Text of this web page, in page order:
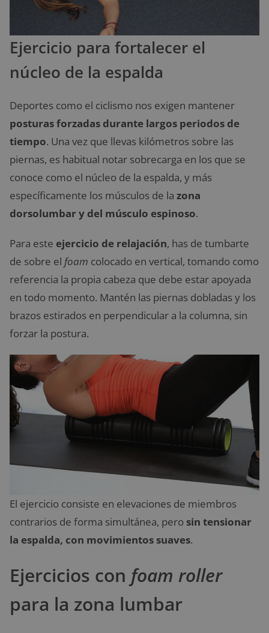
Ejercicio para fortalecer el
núcleo de la espalda
Deportes como el ciclismo nos exigen mantener
posturas forzadas durante largos periodos de
tiempo. Una vez que llevas kilómetros sobre las
piernas, es habitual notar sobrecarga en los que se
conoce como el núcleo de la espalda, y más
específicamente los músculos de la zona
dorsolumbar y del músculo espinoso.
Para este ejercicio de relajación, has de tumbarte
de sobre el foam colocado en vertical, tomando como
referencia la propia cabeza que debe estar apoyada
en todo momento. Mantén las piernas dobladas y los
brazos estirados en perpendicular a la columna, sin
forzar la postura.
El ejercicio consiste en elevaciones de miembros
contrarios de forma simultánea, pero sin tensionar
la espalda, con movimientos suaves.
Ejercicios con foam roller
para la zona lumbar